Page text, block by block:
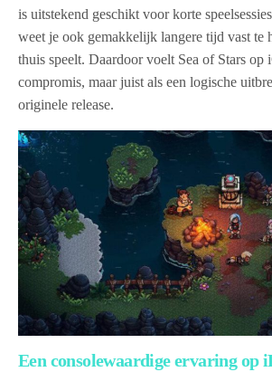
is uitstekend geschikt voor korte
weet je ook gemakkelijk langere tijd vast te
thuis speelt. Daardoor voelt Sea of Stars op
compromis, maar juist als een logische
originele release.
Een consolewaardige ervaring op